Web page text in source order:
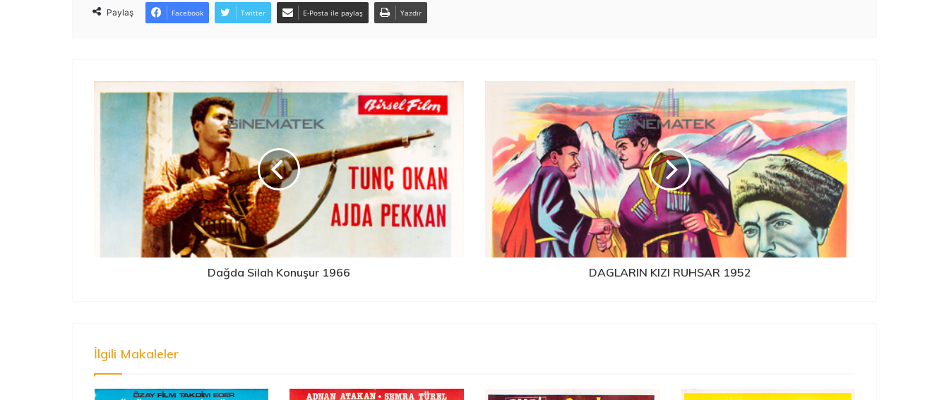
Paylaş Facebook Twitter E-Posta ile paylaş Yazdır
Dağda Silah Konuşur 1966 DAGLARIN KIZI RUHSAR 1952
İlgili Makaleler